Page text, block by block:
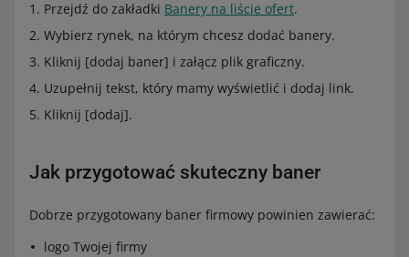
Przejdź do zakładki Banery na liście ofert.
Wybierz rynek, na którym chcesz dodać banery.
Kliknij [dodaj baner] i załącz plik graficzny.
Uzupełnij tekst, który mamy wyświetlić i dodaj link.
Kliknij [dodaj].
Jak przygotować skuteczny baner
Dobrze przygotowany baner firmowy powinien zawierać:
logo Twojej firmy